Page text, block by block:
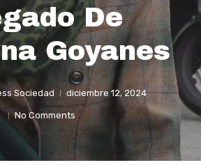
De
Goyanes
Sociedad diciembre 12, 2024
No Comments